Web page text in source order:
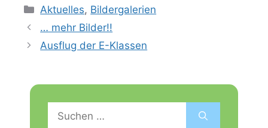
Kategorien
Aktuelles, Bildergalerien
… mehr Bilder!!
Ausflug der E-Klassen
nach: